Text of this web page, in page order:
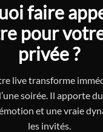
faire
pour
privée ?
live transforme
soirée. Il apporte
et une vraie
les invités.